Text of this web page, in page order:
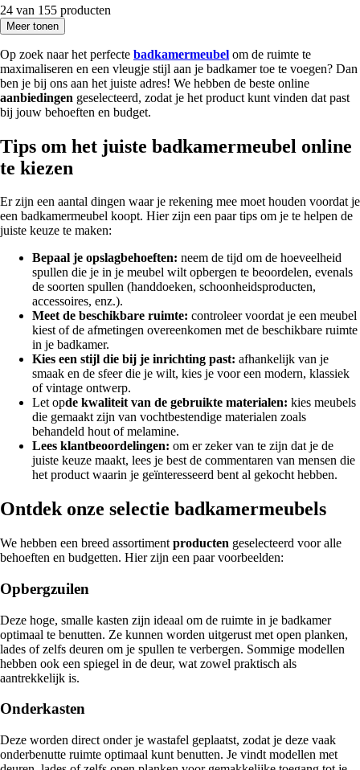
24 van 155 producten
Meer tonen
Op zoek naar het perfecte badkamermeubel om de ruimte te
maximaliseren en een vleugje stijl aan je badkamer toe te voegen? Dan
ben je bij ons aan het juiste adres! We hebben de beste online
aanbiedingen geselecteerd, zodat je het product kunt vinden dat past
bij jouw behoeften en budget.
Tips om het juiste badkamermeubel online
te kiezen
Er zijn een aantal dingen waar je rekening mee moet houden voordat je
een badkamermeubel koopt. Hier zijn een paar tips om je te helpen de
juiste keuze te maken:
Bepaal je opslagbehoeften: neem de tijd om de hoeveelheid
spullen die je in je meubel wilt opbergen te beoordelen, evenals
de soorten spullen (handdoeken, schoonheidsproducten,
accessoires, enz.).
Meet de beschikbare ruimte: controleer voordat je een meubel
kiest of de afmetingen overeenkomen met de beschikbare ruimte
in je badkamer.
Kies een stijl die bij je inrichting past: afhankelijk van je
smaak en de sfeer die je wilt, kies je voor een modern, klassiek
of vintage ontwerp.
Let opde kwaliteit van de gebruikte materialen: kies meubels
die gemaakt zijn van vochtbestendige materialen zoals
behandeld hout of melamine.
Lees klantbeoordelingen: om er zeker van te zijn dat je de
juiste keuze maakt, lees je best de commentaren van mensen die
het product waarin je geïnteresseerd bent al gekocht hebben.
Ontdek onze selectie badkamermeubels
We hebben een breed assortiment producten geselecteerd voor alle
behoeften en budgetten. Hier zijn een paar voorbeelden:
Opbergzuilen
Deze hoge, smalle kasten zijn ideaal om de ruimte in je badkamer
optimaal te benutten. Ze kunnen worden uitgerust met open planken,
lades of zelfs deuren om je spullen te verbergen. Sommige modellen
hebben ook een spiegel in de deur, wat zowel praktisch als
aantrekkelijk is.
Onderkasten
Deze worden direct onder je wastafel geplaatst, zodat je deze vaak
onderbenutte ruimte optimaal kunt benutten. Je vindt modellen met